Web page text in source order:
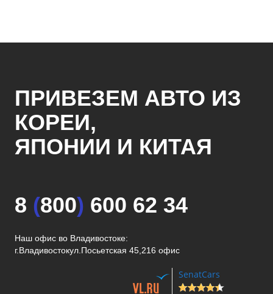
ПРИВЕЗЕМ АВТО ИЗ
КОРЕИ,
ЯПОНИИ И КИТАЯ
8 (800) 600 62 34
Наш офис во Владивостоке:
г.Владивостокул.Посьетская 45,216 офис
SenatCars